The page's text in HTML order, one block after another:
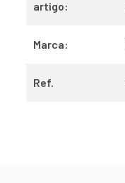
artigo:
Marca:
Ref.